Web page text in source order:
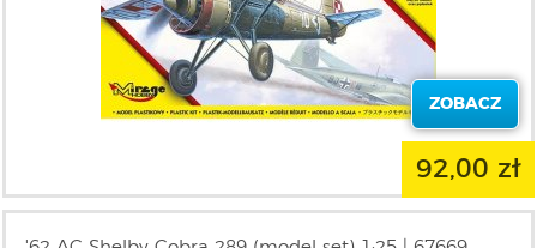
ZOBACZ
92,00 zł